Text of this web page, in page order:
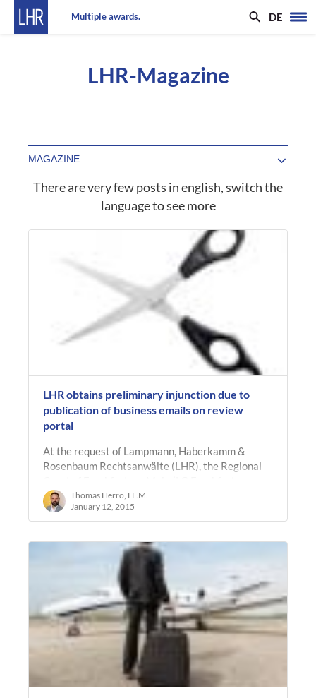
Multiple awards. DE
LHR-Magazine
There are very few posts in english, switch the
language to see more
LHR obtains preliminary injunction due to
publication of business emails on review
portal
At the request of Lampmann, Haberkamm &
Rosenbaum Rechtsanwälte (LHR), the Regional
Court of Frankfurt am Main (LG Frankfurt,
Beschluss v. 27.10.2014, Az. 2-03 O 405/14)…
Thomas Herro, LL.M.
January 12, 2015